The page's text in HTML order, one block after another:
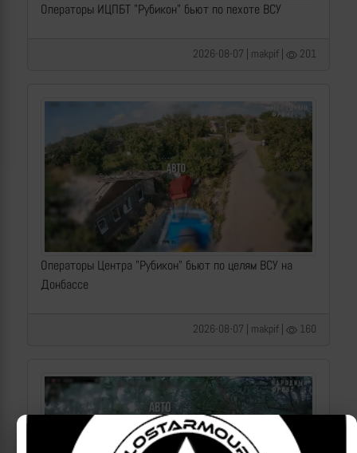
Операторы ИЦПБТ "Рубикон" бьют по пехоте ВСУ
2026-08-07 | makpif | 201
Операторы Центра "Рубикон" бьют по целям ВСУ на
Донбассе
2026-08-07 | makpif | 160